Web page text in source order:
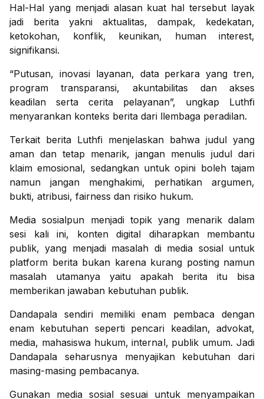
Hal-Hal yang menjadi alasan kuat hal tersebut layak
jadi berita yakni aktualitas, dampak, kedekatan,
ketokohan, konflik, keunikan, human interest,
signifikansi.
“Putusan, inovasi layanan, data perkara yang tren,
program transparansi, akuntabilitas dan akses
keadilan serta cerita pelayanan”, ungkap Luthfi
menyarankan konteks berita dari llembaga peradilan.
Terkait berita Luthfi menjelaskan bahwa judul yang
aman dan tetap menarik, jangan menulis judul dari
klaim emosional, sedangkan untuk opini boleh tajam
namun jangan menghakimi, perhatikan argumen,
bukti, atribusi, fairness dan risiko hukum.
Media sosialpun menjadi topik yang menarik dalam
sesi kali ini, konten digital diharapkan membantu
publik, yang menjadi masalah di media sosial untuk
platform berita bukan karena kurang posting namun
masalah utamanya yaitu apakah berita itu bisa
memberikan jawaban kebutuhan publik.
Dandapala sendiri memiliki enam pembaca dengan
enam kebutuhan seperti pencari keadilan, advokat,
media, mahasiswa hukum, internal, publik umum. Jadi
Dandapala seharusnya menyajikan kebutuhan dari
masing-masing pembacanya.
Gunakan media sosial sesuai untuk menyampaikan